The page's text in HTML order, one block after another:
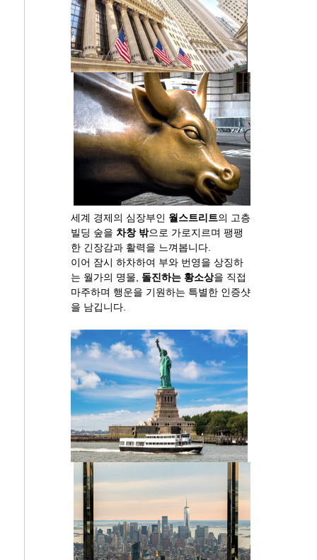
세계 경제의 심장부인 월스트리트의 고층
빌딩 숲을 차창 밖으로 가로지르며 팽팽
한 긴장감과 활력을 느껴봅니다.
이어 잠시 하차하여 부와 번영을 상징하
는 월가의 명물, 돌진하는 황소상을 직접
마주하며 행운을 기원하는 특별한 인증샷
을 남깁니다.